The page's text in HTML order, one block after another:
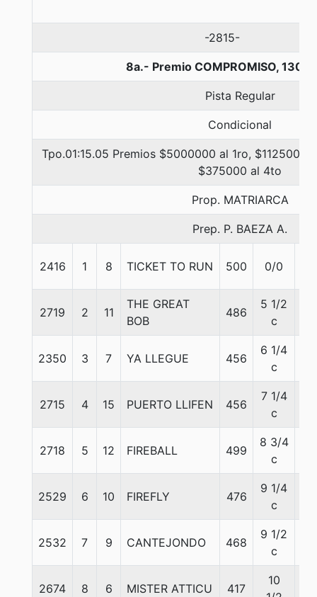
-2815-
8a.- Premio COMPROMISO, 1300
Pista Regular
Condicional
Tpo.01:15.05 Premios $5000000 al 1ro, $1125000
$375000 al 4to
Prop. MATRIARCA
Prep. P. BAEZA A.
2416 1 8 TICKET TO RUN 500 0/0
2719 2 11
THE GREAT
BOB
486
5 1/2
c
2350 3 7 YA LLEGUE 456
6 1/4
c
2715 4 15 PUERTO LLIFEN 456
7 1/4
c
2718 5 12 FIREBALL 499
8 3/4
c
2529 6 10 FIREFLY 476
9 1/4
c
2532 7 9 CANTEJONDO 468
9 1/2
c
2674 8 6 MISTER ATTICU 417
10